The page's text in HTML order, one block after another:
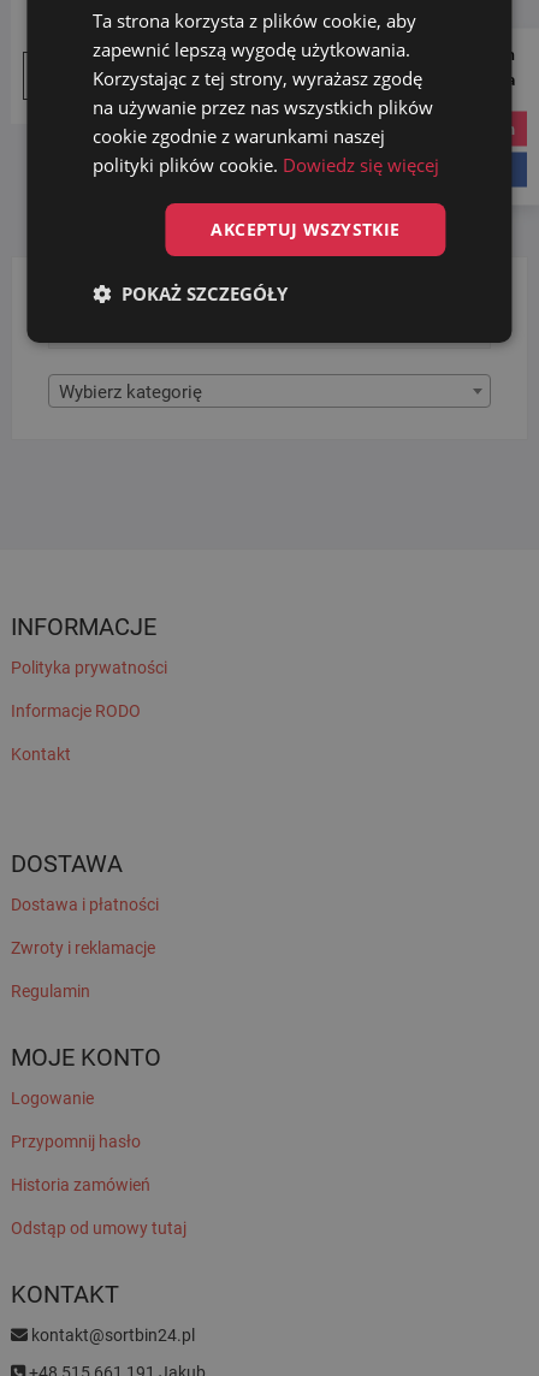
249.00zł
Dodaj do koszyka
Wybierz kategorię
INFORMACJE
Polityka prywatności
Informacje RODO
Kontakt
DOSTAWA
Dostawa i płatności
Zwroty i reklamacje
Regulamin
MOJE KONTO
Logowanie
Przypomnij hasło
Historia zamówień
Odstąp od umowy tutaj
KONTAKT
kontakt@sortbin24.pl
+48 515 661 191 Jakub
Follow us on
Social Media
instagram
Ta strona korzysta z plików cookie, aby
zapewnić lepszą wygodę użytkowania.
Korzystając z tej strony, wyrażasz zgodę
na używanie przez nas wszystkich plików
cookie zgodnie z warunkami naszej
polityki plików cookie. Dowiedz się więcej
AKCEPTUJ WSZYSTKIE
POKAŻ SZCZEGÓŁY